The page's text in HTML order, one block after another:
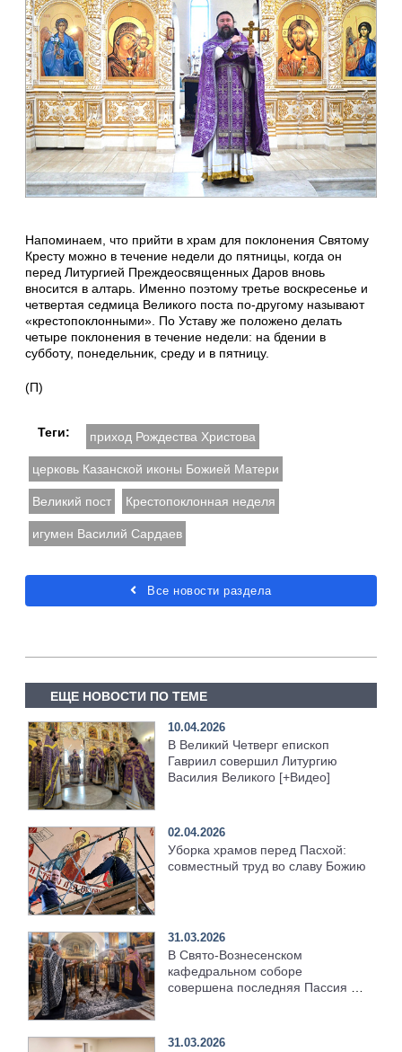
Напоминаем, что прийти в храм для поклонения Святому
Кресту можно в течение недели до пятницы, когда он
перед Литургией Преждеосвященных Даров вновь
вносится в алтарь. Именно поэтому третье воскресенье и
четвертая седмица Великого поста по-другому называют
«крестопоклонными». По Уставу же положено делать
четыре поклонения в течение недели: на бдении в
субботу, понедельник, среду и в пятницу.
(П)
Теги: приход Рождества Христова
церковь Казанской иконы Божией Матери
Великий пост Крестопоклонная неделя
игумен Василий Сардаев
Все новости раздела
ЕЩЕ НОВОСТИ ПО ТЕМЕ
10.04.2026
В Великий Четверг епископ
Гавриил совершил Литургию
Василия Великого [+Видео]
02.04.2026
Уборка храмов перед Пасхой:
совместный труд во славу Божию
31.03.2026
В Свято-Вознесенском
кафедральном соборе
совершена последняя Пассия в
31.03.2026